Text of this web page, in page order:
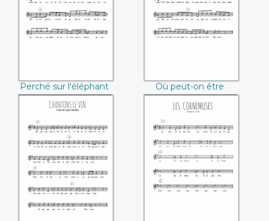
l'éléphant
(François Couperin)
Perché sur l'éléphant
(François Couperin)
mieux (François
Couperin)
Où peut-on être
mieux (François
Couperin)
Chantons le vin
(Luigi Chérubini)
Les cornemuses